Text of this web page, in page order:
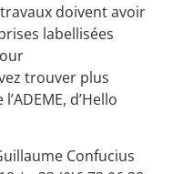
doivent avoir
labellisées
trouver plus
d’Hello
Confucius